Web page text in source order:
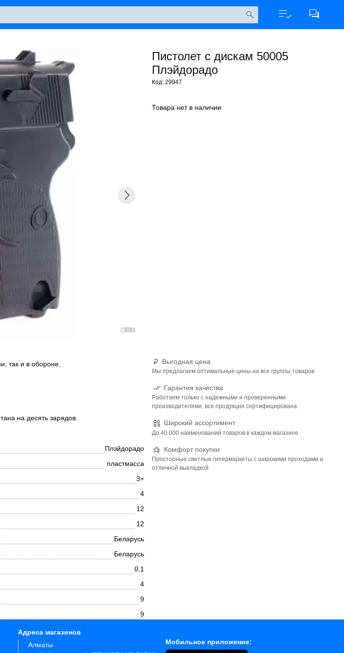
Пистолет с дискам 50005
Плэйдорадо
Код: 29947
Товара нет в наличии
так и в обороне.
на десять зарядов.
Выгодная цена
Мы предлагаем оптимальные цены на все группы товаров
Гарантия качества
Работаем только с надежными и проверенными
производителями, вся продукция сертифицирована
Широкий ассортимент
До 40 000 наименований товаров в каждом магазине
Комфорт покупки
Просторные светлые гипермаркеты с широкими проходами и
отличной выкладкой
Плэйдорадо
пластмасса
3+
4
12
12
Беларусь
Беларусь
0,1
4
9
9
Адреса магазинов
Алматы
Мобильное приложение: